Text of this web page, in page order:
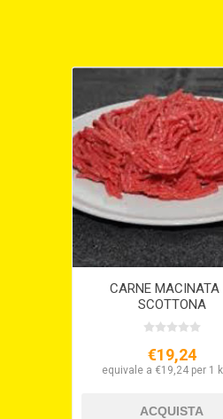
CARNE MACINATA
SCOTTONA
€19,24
equivale a €19,24 per 1